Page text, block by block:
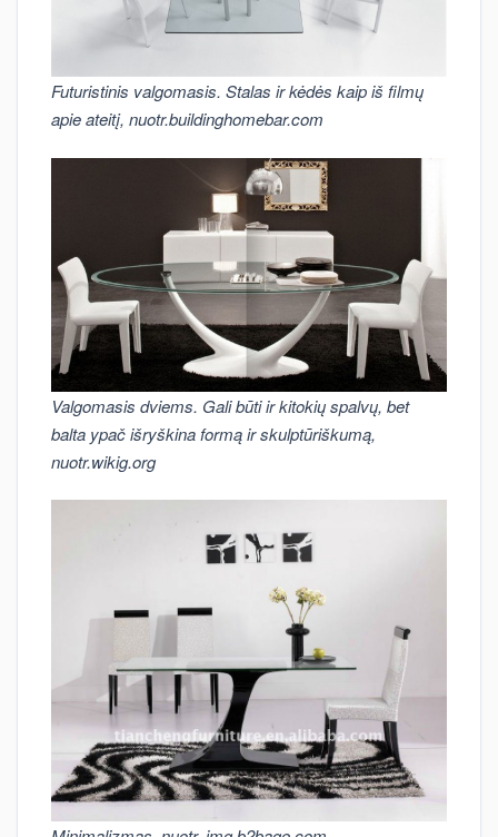
Futuristinis valgomasis. Stalas ir kėdės kaip iš filmų
apie ateitį, nuotr.buildinghomebar.com
Valgomasis dviems. Gali būti ir kitokių spalvų, bet
balta ypač išryškina formą ir skulptūriškumą,
nuotr.wikig.org